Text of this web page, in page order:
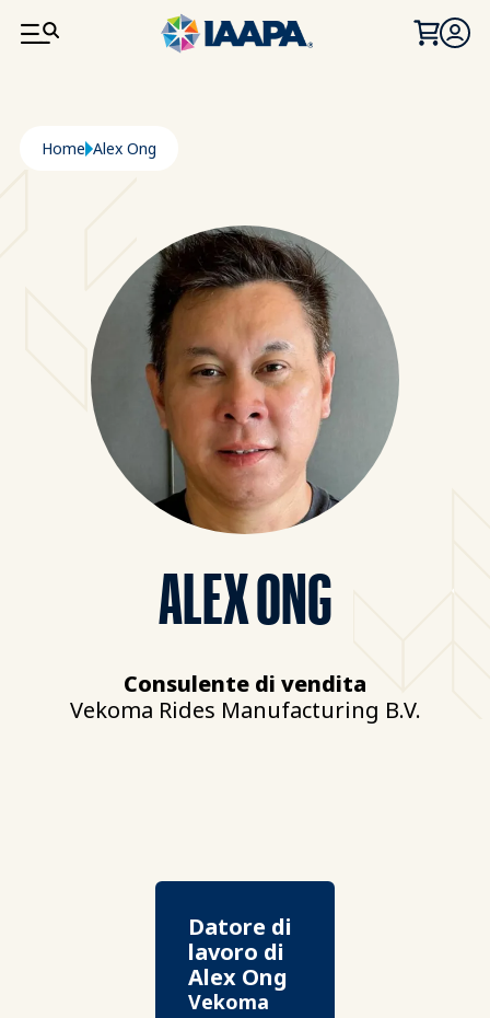
SALTA AL CONTENUTO PRINCIPALE
Briciole di pane
Home Alex Ong
ALEX ONG
Consulente di vendita
Vekoma Rides Manufacturing B.V.
Datore di
lavoro di
Alex Ong
Vekoma